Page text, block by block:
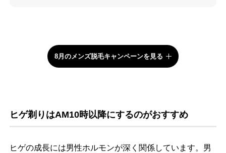
8月のメンズ脱毛キャンペーンを見る
ヒゲ剃りはAM10時以降にするのがおすすめ
ヒゲの成長には男性ホルモンが深く関係しています。男